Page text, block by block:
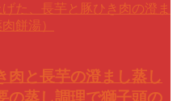
肉と長芋の澄まし蒸し
の蒸し調理で獅子頭の